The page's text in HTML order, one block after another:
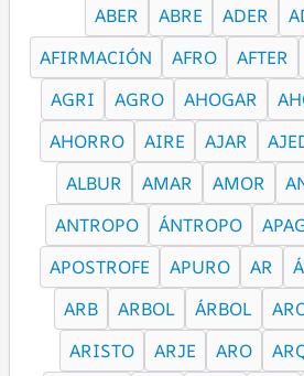
ABER ABRE ADER
AFIRMACIÓN
AFRO AFTER
AGRI
AGRO AHOGAR
AHORRO
AIRE AJAR
ALBUR
AMAR AMOR
ANTROPO
ÁNTROPO
APOSTROFE
APURO AR
ARB
ARBOL ÁRBOL
ARISTO
ARJE ARO